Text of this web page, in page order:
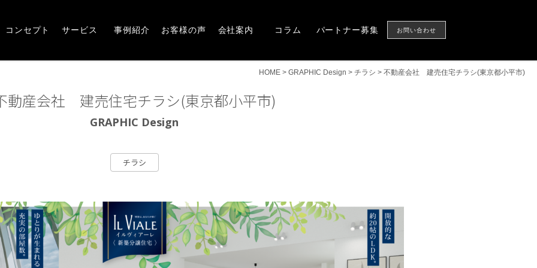
・前橋市の広告デザインならアルファー企画
コンセプト
サービス
事例紹介
お客様の声
会社案内
コラム
パートナー募集
お問い合わせ
HOME > GRAPHIC Design > チラシ > 不動産会社 建売住宅チラシ(東京都小平市)
動産会社 建売住宅チラシ(東京都小平市)
GRAPHIC Design
チラシ